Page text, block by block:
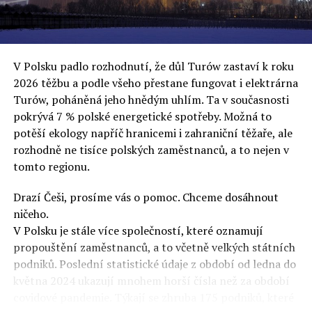
uvěří a nebudou se ptát na podrobnosti,“ řekl Rafał
Ziemkiewicz, redaktor týdeníku Do Rzeczy a ironicky
dodal: „Když se nynějšímu vedení státního hřebčince
podařilo prodat na aukci 10 plemenných koní za 600
000 euro, bylo to provládními médii oslavované jako
velký úspěch. Za vlády PiS se 14 koní prodalo za 2,5
milionu euro, což bylo stejnou mediální partou
komentováno jako konec polského chovu koní. Ve vidění
kontrolorů činnosti PiS ale určitě šlo při prodeji koní o
praní peněz či jinou nelegální činnost.“
Tuskova čísla jsou ale ujetá i jinde, pokračoval
Ziemkiewicz. „Ve vládní aféře PiS kolem vydávání víz
Tusk tvrdil, že za vlády dnešní opozice se nelegálně
prodalo 600 000 víz do Polska. Byla na to dokonce
vytvořena parlamentní vyšetřovací komise, která přišla
ale pouze na to, že 220 víz do Polska bylo
prostřednictvím úplatků uspíšeno, tedy že víza byla
V Polsku padlo rozhodnutí, že důl Turów zastaví k roku
2026 těžbu a podle všeho přestane fungovat i elektrárna
Turów, poháněná jeho hnědým uhlím. Ta v současnosti
pokrývá 7 % polské energetické spotřeby. Možná to
potěší ekology napříč hranicemi i zahraniční těžaře, ale
rozhodně ne tisíce polských zaměstnanců, a to nejen v
tomto regionu.
Drazí Češi, prosíme vás o pomoc. Chceme dosáhnout
ničeho.
V Polsku je stále více společností, které oznamují
propouštění zaměstnanců, a to včetně velkých státních
podniků. Poslední statistické údaje z období od ledna do
května 2024 ukazují mnohem horší čísla než za období